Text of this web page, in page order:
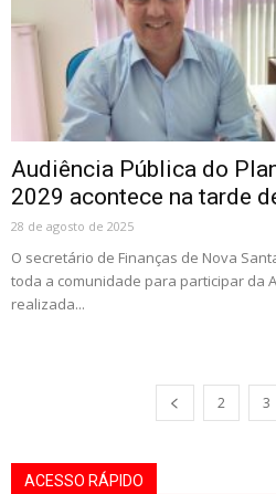
Audiência Pública do
2029 acontece na tarde
28 de agosto de 2025
O secretário de Finanças de Nova
toda a comunidade para participar da
realizada...
2 3
ACESSO RÁPIDO